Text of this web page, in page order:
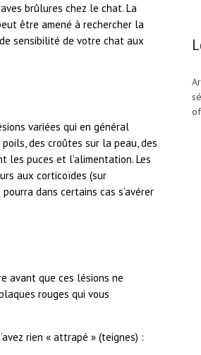
brûlures chez le chat. La
être amené à rechercher la
sensibilité de votre chat aux
variées qui en général
des croûtes sur la peau, des
les puces et l’alimentation. Les
aux corticoïdes (sur
dans certains cas s’avérer
avant que ces lésions ne
rouges qui vous
rien « attrapé » (teignes) :